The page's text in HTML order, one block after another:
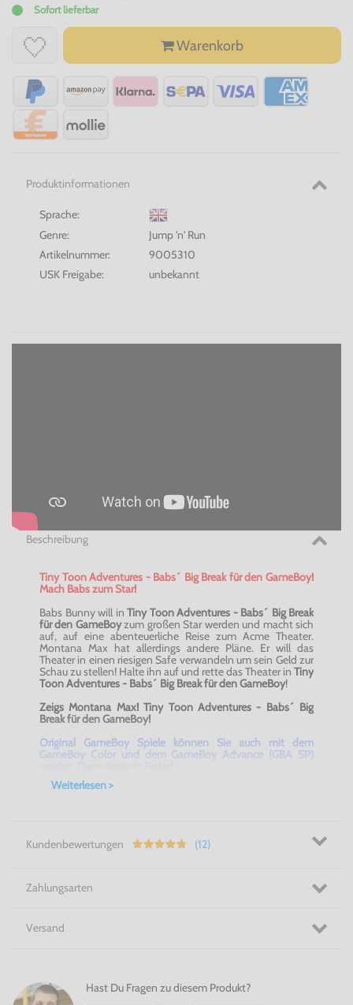
Sofort lieferbar
Warenkorb
Produktinformationen
Sprache:
Genre:
Jump 'n' Run
Artikelnummer:
9005310
USK Freigabe:
unbekannt
Beschreibung
Tiny Toon Adventures - Babs´ Big Break für den GameBoy!
Mach Babs zum Star!
Babs Bunny will in Tiny Toon Adventures - Babs´ Big Break
für den GameBoyzum großen Star werden und macht sich
auf, auf eine abenteuerliche Reise zum Acme Theater.
Montana Max hat allerdings andere Pläne. Er will das
Theater in einen riesigen Safe verwandeln um sein Geld zur
Schau zu stellen! Halte ihn auf und rette das Theater in Tiny
Toon Adventures - Babs´ Big Break für den GameBoy!
Zeigs Montana Max! Tiny Toon Adventures - Babs´ Big
Break für den GameBoy!
Original GameBoy Spiele können Sie auch mit dem
GameBoy Color und dem GameBoy Advance (GBA SP)
Weiterlesen >
Kundenbewertungen (12)
Zahlungsarten
Versand
Hast Du Fragen zu diesem Produkt?